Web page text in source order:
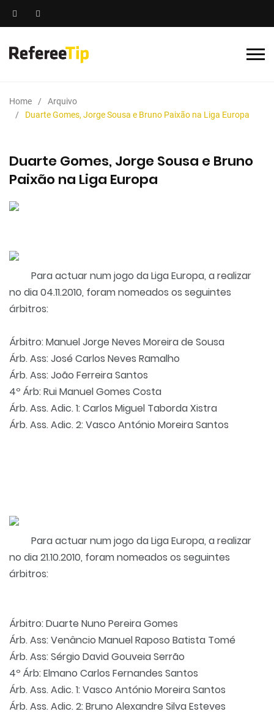
Home
Arquivo
Duarte Gomes, Jorge Sousa e Bruno Paixão na Liga Europa
Duarte Gomes, Jorge Sousa e Bruno
Paixão na Liga Europa
Para actuar num jogo da Liga Europa, a realizar
no dia 04.11.2010, foram nomeados os seguintes
árbitros:
Árbitro: Manuel Jorge Neves Moreira de Sousa
Árb. Ass: José Carlos Neves Ramalho
Árb. Ass: João Ferreira Santos
4º Árb: Rui Manuel Gomes Costa
Árb. Ass. Adic. 1: Carlos Miguel Taborda Xistra
Árb. Ass. Adic. 2: Vasco António Moreira Santos
Para actuar num jogo da Liga Europa, a realizar
no dia 21.10.2010, foram nomeados os seguintes
árbitros:
Árbitro: Duarte Nuno Pereira Gomes
Árb. Ass: Venâncio Manuel Raposo Batista Tomé
Árb. Ass: Sérgio David Gouveia Serrão
4º Árb: Elmano Carlos Fernandes Santos
Árb. Ass. Adic. 1: Vasco António Moreira Santos
Árb. Ass. Adic. 2: Bruno Alexandre Silva Esteves